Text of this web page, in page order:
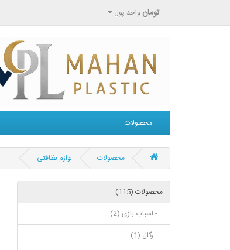
تومان واحد پول
محصولات
محصولات لوازم نظافتی
محصولات (115)
- اسباب بازی (2)
- رگال (1)